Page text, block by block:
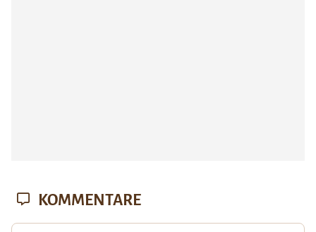
KOMMENTARE